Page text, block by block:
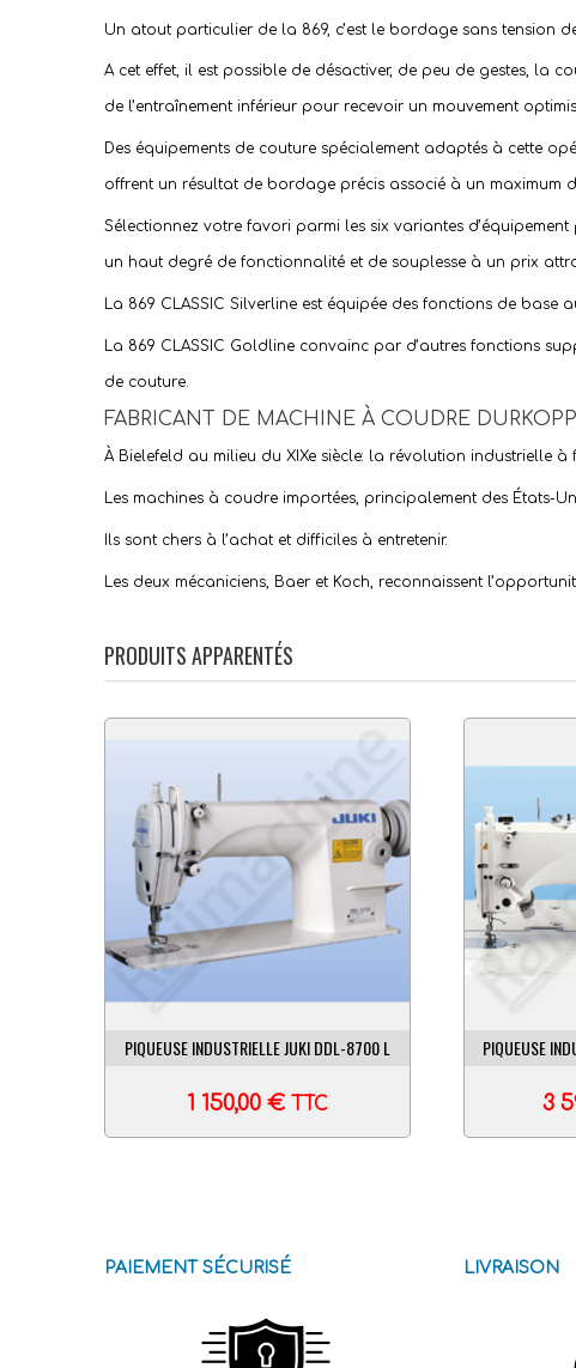
Un atout particulier de la 869, c’est le bordage sans tension
A cet effet, il est possible de désactiver, de peu de gestes, la
de l’entraînement inférieur pour recevoir un mouvement
Des équipements de couture spécialement adaptés à cette
offrent un résultat de bordage précis associé à un maximum
Sélectionnez votre favori parmi les six variantes
un haut degré de fonctionnalité et de souplesse à un prix
La 869 CLASSIC Silverline est équipée des fonctions de base
La 869 CLASSIC Goldline convainc par d’autres fonctions
de couture.
FABRICANT DE MACHINE À COUDRE
À Bielefeld au milieu du XIXe siècle: la révolution industrielle
Les machines à coudre importées, principalement des États-
Ils sont chers à l’achat et difficiles à entretenir.
Les deux mécaniciens, Baer et Koch, reconnaissent
PRODUITS APPARENTÉS
PIQUEUSE INDUSTRIELLE JUKI DDL-8700 L
1 150,00 € TTC
PIQUEUSE
3
PAIEMENT SÉCURISÉ LIVRAISON